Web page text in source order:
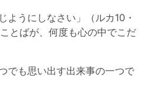
うにしなさい」（ルカ10・
とばが、何度も心の中でこだ
でも思い出す出来事の一つで